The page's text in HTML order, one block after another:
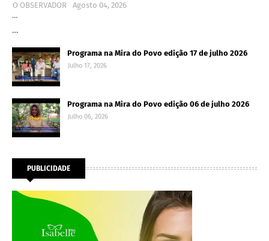
O OBSERVADOR
Agosto 04, 2026
…
…
Programa na Mira do Povo edição 17 de julho 2026
Julho 17, 2026
Programa na Mira do Povo edição 06 de julho 2026
Julho 06, 2026
PUBLICIDADE